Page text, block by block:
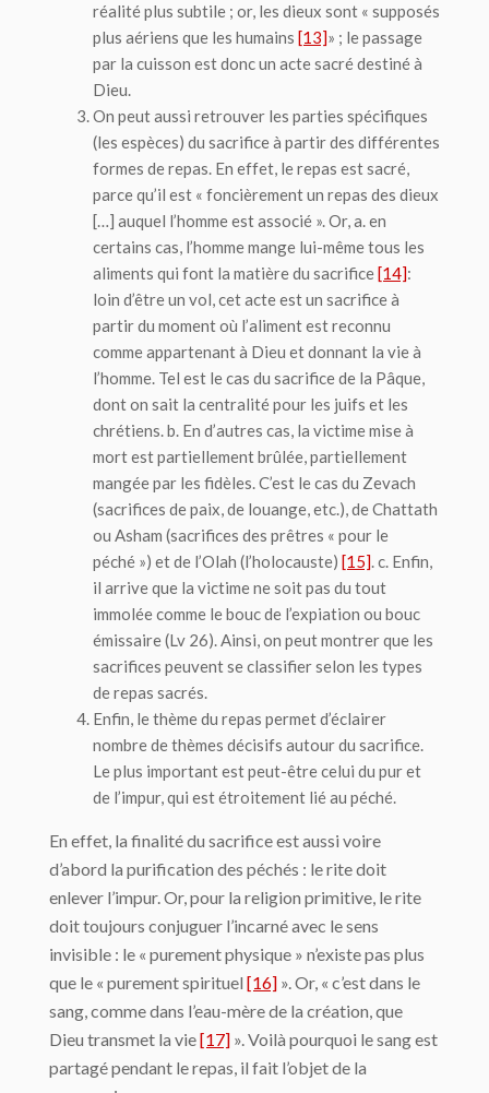
réalité plus subtile ; or, les dieux sont « supposés
plus aériens que les humains [13]» ; le passage
par la cuisson est donc un acte sacré destiné à
Dieu.
On peut aussi retrouver les parties spécifiques
(les espèces) du sacrifice à partir des différentes
formes de repas. En effet, le repas est sacré,
parce qu’il est « foncièrement un repas des dieux
[…] auquel l’homme est associé ». Or, a. en
certains cas, l’homme mange lui-même tous les
aliments qui font la matière du sacrifice[14]:
loin d’être un vol, cet acte est un sacrifice à
partir du moment où l’aliment est reconnu
comme appartenant à Dieu et donnant la vie à
l’homme. Tel est le cas du sacrifice de la Pâque,
dont on sait la centralité pour les juifs et les
chrétiens. b. En d’autres cas, la victime mise à
mort est partiellement brûlée, partiellement
mangée par les fidèles. C’est le cas du Zevach
(sacrifices de paix, de louange, etc.), deChattath
ou Asham (sacrifices des prêtres « pour le
péché ») et de l’Olah (l’holocauste) [15]. c. Enfin,
il arrive que la victime ne soit pas du tout
immolée comme le bouc de l’expiation ou bouc
émissaire (Lv 26). Ainsi, on peut montrer que les
sacrifices peuvent se classifier selon les types
de repas sacrés.
Enfin, le thème du repas permet d’éclairer
nombre de thèmes décisifs autour du sacrifice.
Le plus important est peut-être celui du pur et
de l’impur, qui est étroitement lié au péché.
En effet, la finalité du sacrifice est aussi voire
d’abord la purification des péchés : le rite doit
enlever l’impur. Or, pour la religion primitive, le rite
doit toujours conjuguer l’incarné avec le sens
invisible : le « purement physique » n’existe pas plus
que le « purement spirituel [16] ». Or, « c’est dans le
sang, comme dans l’eau-mère de la création, que
Dieu transmet la vie[17] ». Voilà pourquoi le sang est
partagé pendant le repas, il fait l’objet de la